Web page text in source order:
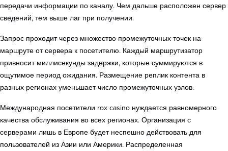
передачи информации по каналу. Чем дальше расположен сервер
сведений, тем выше лаг при получении.
Запрос проходит через множество промежуточных точек на
маршруте от сервера к посетителю. Каждый маршрутизатор
привносит миллисекунды задержки, которые суммируются в
ощутимое период ожидания. Размещение реплик контента в
разных регионах уменьшает число промежуточных узлов.
Международная посетители rox casino нуждается равномерного
качества обслуживания во всех регионах. Организация с
серверами лишь в Европе будет неспешно действовать для
пользователей из Азии или Америки. Распределенная